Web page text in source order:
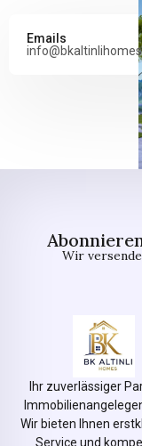
Emails
Wir
Ihr zuverlässiger
Wir bieten Ihnen
Service und